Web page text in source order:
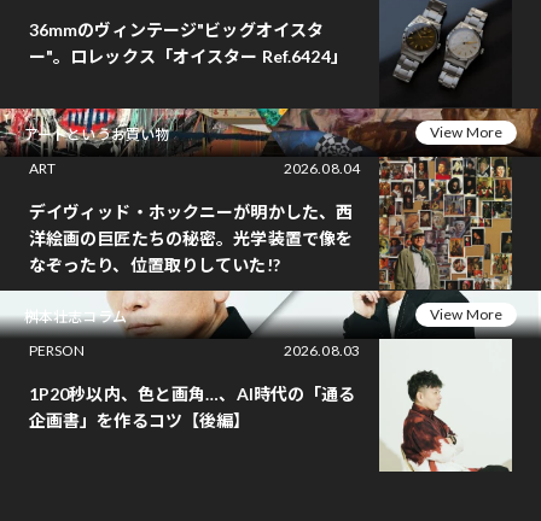
36mmのヴィンテージ"ビッグオイスタ
ー"。ロレックス「オイスター Ref.6424」
アートというお買い物
View More
ART
2026.08.04
デイヴィッド・ホックニーが明かした、西
洋絵画の巨匠たちの秘密。光学装置で像を
なぞったり、位置取りしていた!?
桝本壮志コラム
View More
PERSON
2026.08.03
1P20秒以内、色と画角…、AI時代の「通る
企画書」を作るコツ【後編】